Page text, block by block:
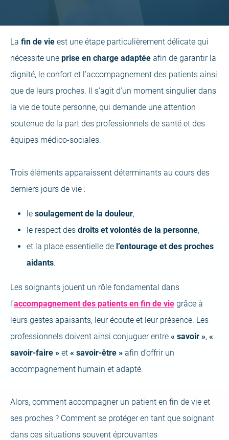
La fin de vie est une étape particulièrement délicate qui
nécessite une prise en charge adaptée afin de garantir la
dignité, le confort et l’accompagnement des patients ainsi
que de leurs proches. Il s’agit d’un moment singulier dans
la vie de toute personne, qui demande une attention
soutenue de la part des professionnels de santé et des
équipes médico-sociales.
Trois éléments apparaissent déterminants au cours des
derniers jours de vie :
le soulagement de la douleur,
le respect des droits et volontés de la personne,
et la place essentielle de l’entourage et des proches
aidants.
Les soignants jouent un rôle fondamental dans
l’accompagnement des patients en fin de vie(open
a
new
grâce à
leurs gestes apaisants, leur écoute et leur présence. Les
professionnels doivent ainsi conjuguer entre « savoir », «
savoir-faire » et « savoir-être » afin d’offrir un
accompagnement humain et adapté.
Alors, comment accompagner un patient en fin de vie et
ses proches ? Comment se protéger en tant que soignant
dans ces situations souvent éprouvantes